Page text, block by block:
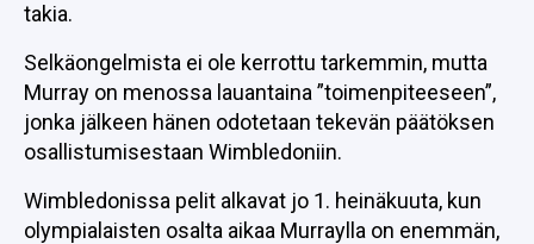
takia.
Selkäongelmista ei ole kerrottu tarkemmin, mutta
Murray on menossa lauantaina ”toimenpiteeseen”,
jonka jälkeen hänen odotetaan tekevän päätöksen
osallistumisestaan Wimbledoniin.
Wimbledonissa pelit alkavat jo 1. heinäkuuta, kun
olympialaisten osalta aikaa Murraylla on enemmän,